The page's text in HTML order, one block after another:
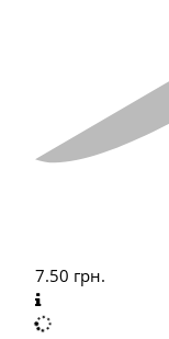
7.50 грн.